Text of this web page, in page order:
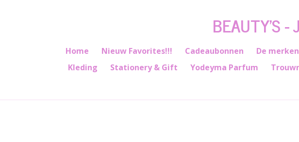
BEAUTY'S -
Home Nieuw Favorites!!! Cadeaubonnen De merken
Kleding
Stationery & Gift Yodeyma Parfum